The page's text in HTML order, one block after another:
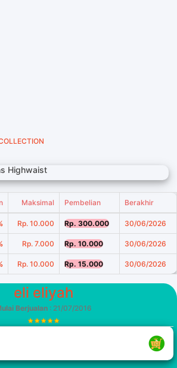
Highwaist
Maksimal Pembelian Berakhir
Rp. 10.000 Rp. 300.000 30/06/2026
Rp. 7.000 Rp. 10.000 30/06/2026
Rp. 10.000 Rp. 15.000 30/06/2026
eli eliyah
Berjualan : 21/07/2016